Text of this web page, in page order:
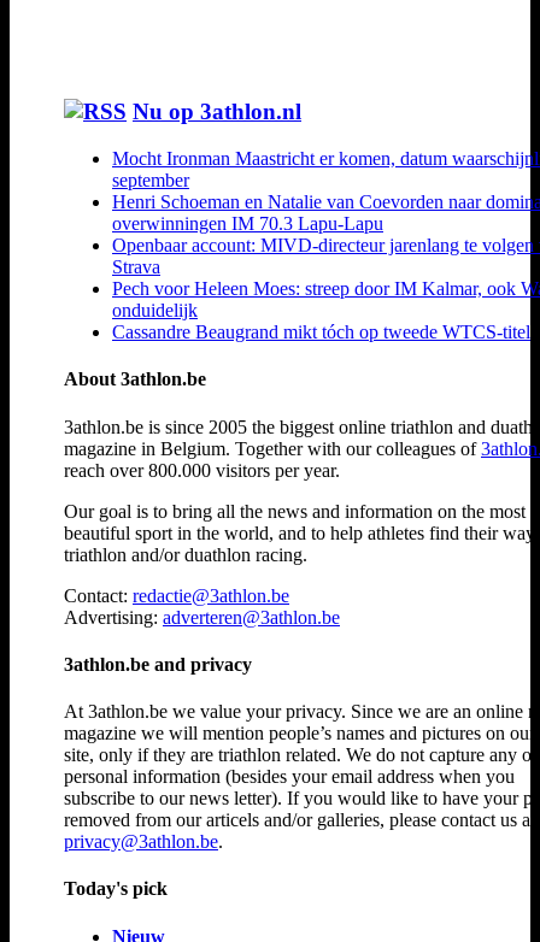
Nu op 3athlon.nl
Mocht Ironman Maastricht er komen, datum
september
Henri Schoeman en Natalie van Coevorden naar
overwinningen IM 70.3 Lapu-Lapu
Openbaar account: MIVD-directeur jarenlang te volgen
Strava
Pech voor Heleen Moes: streep door IM Kalmar, ook
onduidelijk
Cassandre Beaugrand mikt tóch op tweede WTCS-titel
About 3athlon.be
3athlon.be is since 2005 the biggest online triathlon and
magazine in Belgium. Together with our colleagues of
reach over 800.000 visitors per year.
Our goal is to bring all the news and information on the most
beautiful sport in the world, and to help athletes find their way
triathlon and/or duathlon racing.
Contact: redactie@3athlon.be
Advertising: adverteren@3athlon.be
3athlon.be and privacy
At 3athlon.be we value your privacy. Since we are an online
magazine we will mention people’s names and pictures on
site, only if they are triathlon related. We do not capture any
personal information (besides your email address when you
subscribe to our news letter). If you would like to have your
removed from our articels and/or galleries, please contact us at
privacy@3athlon.be.
Today's pick
Nieuw